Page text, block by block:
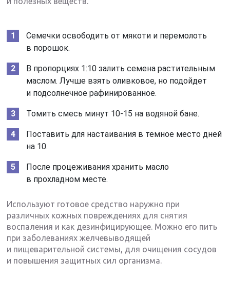
Семечки освободить от мякоти и перемолоть
в порошок.
В пропорциях 1:10 залить семена растительным
маслом. Лучше взять оливковое, но подойдет
и подсолнечное рафинированное.
Томить смесь минут 10-15 на водяной бане.
Поставить для настаивания в темное место дней
на 10.
После процеживания хранить масло
в прохладном месте.
Используют готовое средство наружно при
различных кожных повреждениях для снятия
воспаления и как дезинфицирующее. Можно его пить
при заболеваниях желчевыводящей
и пищеварительной системы, для очищения сосудов
и повышения защитных сил организма.